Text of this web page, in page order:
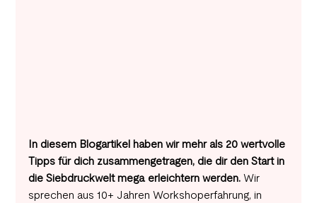
In diesem Blogartikel haben wir mehr als 20 wertvolle
Tipps für dich zusammengetragen, die dir den Start in
die Siebdruckwelt mega erleichtern werden. Wir
sprechen aus 10+ Jahren Workshoperfahrung, in